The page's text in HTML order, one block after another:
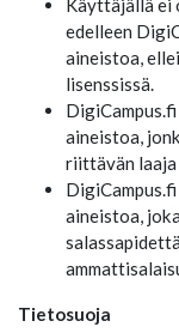
Käyttäjällä ei
edelleen
aineistoa,
lisenssissä.
aineistoa,
riittävän
aineistoa,
Tietosuoja